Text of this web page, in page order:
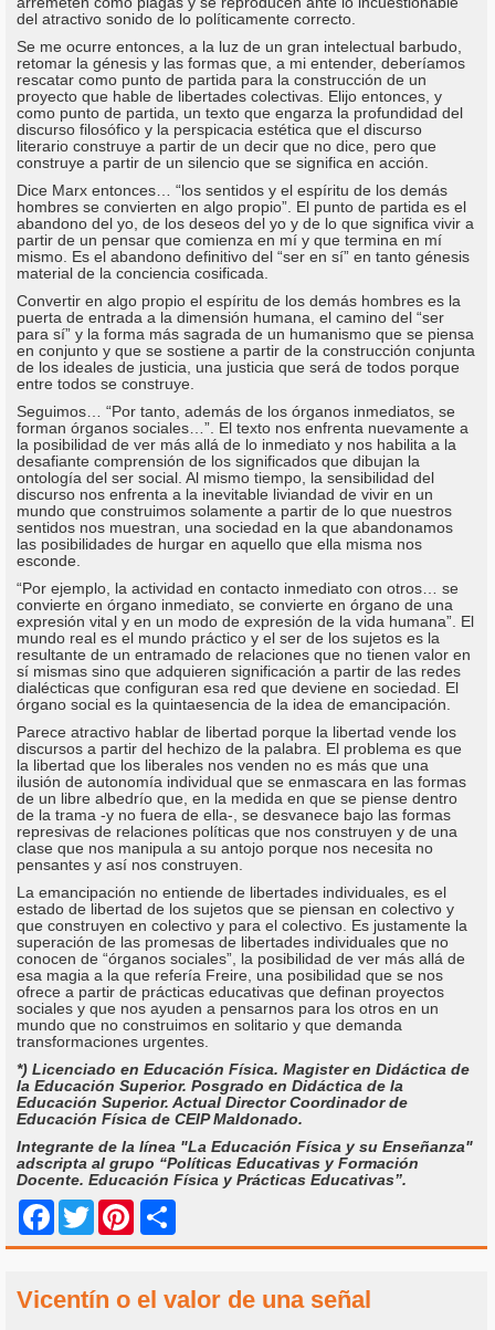
del atractivo sonido de lo políticamente correcto.
Se me ocurre entonces, a la luz de un gran intelectual barbudo,
retomar la génesis y las formas que, a mi entender, deberíamos
rescatar como punto de partida para la construcción de un
proyecto que hable de libertades colectivas. Elijo entonces, y
como punto de partida, un texto que engarza la profundidad del
discurso filosófico y la perspicacia estética que el discurso
literario construye a partir de un decir que no dice, pero que
construye a partir de un silencio que se significa en acción.
Dice Marx entonces… “los sentidos y el espíritu de los demás
hombres se convierten en algo propio”. El punto de partida es el
abandono del yo, de los deseos del yo y de lo que significa vivir a
partir de un pensar que comienza en mí y que termina en mí
mismo. Es el abandono definitivo del “ser en sí” en tanto génesis
material de la conciencia cosificada.
Convertir en algo propio el espíritu de los demás hombres es la
puerta de entrada a la dimensión humana, el camino del “ser
para sí” y la forma más sagrada de un humanismo que se piensa
en conjunto y que se sostiene a partir de la construcción conjunta
de los ideales de justicia, una justicia que será de todos porque
entre todos se construye.
Seguimos… “Por tanto, además de los órganos inmediatos, se
forman órganos sociales…”. El texto nos enfrenta nuevamente a
la posibilidad de ver más allá de lo inmediato y nos habilita a la
desafiante comprensión de los significados que dibujan la
ontología del ser social. Al mismo tiempo, la sensibilidad del
discurso nos enfrenta a la inevitable liviandad de vivir en un
mundo que construimos solamente a partir de lo que nuestros
sentidos nos muestran, una sociedad en la que abandonamos
las posibilidades de hurgar en aquello que ella misma nos
esconde.
“Por ejemplo, la actividad en contacto inmediato con otros… se
convierte en órgano inmediato, se convierte en órgano de una
expresión vital y en un modo de expresión de la vida humana”. El
mundo real es el mundo práctico y el ser de los sujetos es la
resultante de un entramado de relaciones que no tienen valor en
sí mismas sino que adquieren significación a partir de las redes
dialécticas que configuran esa red que deviene en sociedad. El
órgano social es la quintaesencia de la idea de emancipación.
Parece atractivo hablar de libertad porque la libertad vende los
discursos a partir del hechizo de la palabra. El problema es que
la libertad que los liberales nos venden no es más que una
ilusión de autonomía individual que se enmascara en las formas
de un libre albedrío que, en la medida en que se piense dentro
de la trama -y no fuera de ella-, se desvanece bajo las formas
represivas de relaciones políticas que nos construyen y de una
clase que nos manipula a su antojo porque nos necesita no
pensantes y así nos construyen.
La emancipación no entiende de libertades individuales, es el
estado de libertad de los sujetos que se piensan en colectivo y
que construyen en colectivo y para el colectivo. Es justamente la
superación de las promesas de libertades individuales que no
conocen de “órganos sociales”, la posibilidad de ver más allá de
esa magia a la que refería Freire, una posibilidad que se nos
ofrece a partir de prácticas educativas que definan proyectos
sociales y que nos ayuden a pensarnos para los otros en un
mundo que no construimos en solitario y que demanda
transformaciones urgentes.
*) Licenciado en Educación Física. Magister en Didáctica de
la Educación Superior. Posgrado en Didáctica de la
Educación Superior. Actual Director Coordinador de
Educación Física de CEIP Maldonado.
Integrante de la línea "La Educación Física y su Enseñanza"
adscripta al grupo “Políticas Educativas y Formación
Docente. Educación Física y Prácticas Educativas”.
Facebook
Twitter Pinterest
Vicentín o el valor de una señal